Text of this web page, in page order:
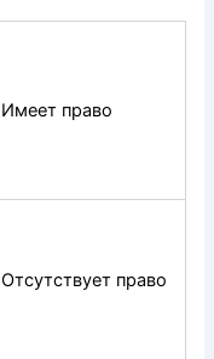
Имеет право
Отсутствует право